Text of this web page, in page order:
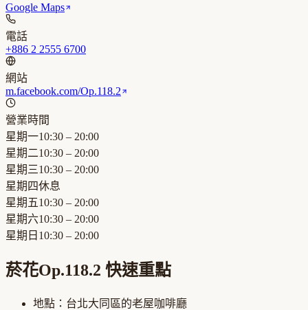
Google Maps
電話
+886 2 2555 6700
網站
m.facebook.com/Op.118.2
營業時間
星期一10:30 – 20:00
星期二10:30 – 20:00
星期三10:30 – 20:00
星期四休息
星期五10:30 – 20:00
星期六10:30 – 20:00
星期日 10:30 – 20:00
菸花Op.118.2 快速重點
地點： 台北大同區的老屋咖啡廳